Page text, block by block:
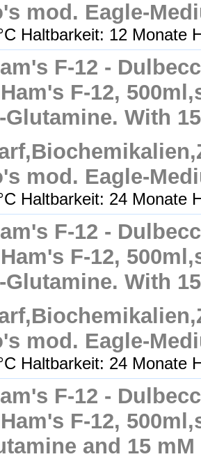
mod. Eagle-
Haltbarkeit: 12 Monate
F-12 -
F-12,
With
mod. Eagle-
Haltbarkeit: 24 Monate
F-12 -
F-12,
With
mod. Eagle-
Haltbarkeit: 24 Monate
F-12 -
F-12,
and 15 mM